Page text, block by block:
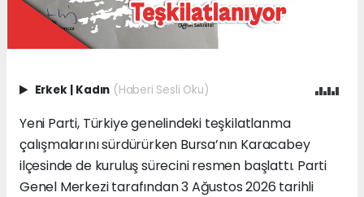
Erkek | Kadın (Haberi Sesli Oku)
Yeni Parti, Türkiye genelindeki teşkilatlanma
çalışmalarını sürdürürken Bursa’nın Karacabey
ilçesinde de kuruluş sürecini resmen başlattı. Parti
Genel Merkezi tarafından 3 Ağustos 2026 tarihli